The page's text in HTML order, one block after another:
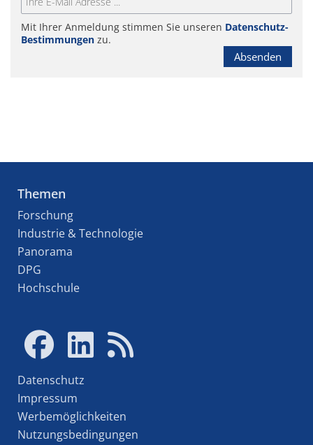
Mit Ihrer Anmeldung stimmen Sie unseren Datenschutz-
Bestimmungen zu.
Absenden
Themen
Forschung
Industrie & Technologie
Panorama
DPG
Hochschule
Datenschutz
Impressum
Werbemöglichkeiten
Nutzungsbedingungen